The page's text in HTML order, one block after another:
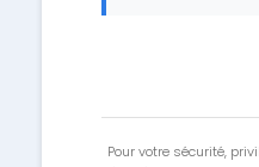
Pour votre sécurité,